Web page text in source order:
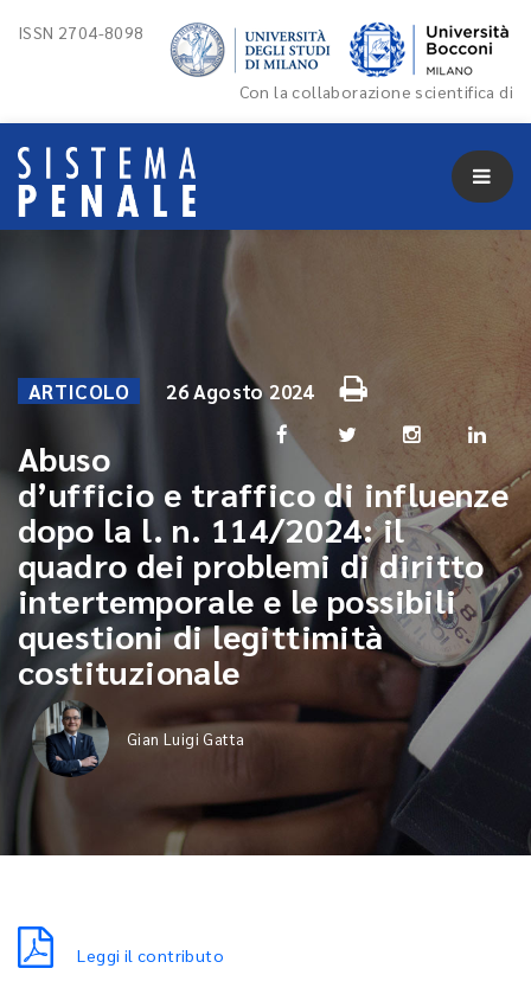
ISSN 2704-8098
Con la collaborazione scientifica di
ARTICOLO 26 Agosto 2024
Abuso
d’ufficio e traffico di influenze
dopo la l. n. 114/2024: il
quadro dei problemi di diritto
intertemporale e le possibili
questioni di legittimità
costituzionale
Gian Luigi Gatta
Leggi il contributo